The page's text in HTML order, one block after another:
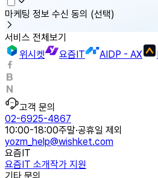
마케팅 정보 수신 동의 (선택)
서비스 전체보기
위시켓
요즘IT AIDP - AX
고객 문의
02-6925-4867
10:00-18:00주말·공휴일 제외
yozm_help@wishket.com
요즘IT
요즘IT 소개작가 지원